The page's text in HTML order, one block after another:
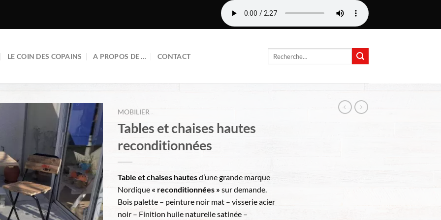
LE COIN DES COPAINS A PROPOS DE … CONTACT
MOBILIER
Tables et chaises hautes
reconditionnées
Table et chaises hautesd’une grande marque
Nordique « reconditionnées » sur demande.
Bois palette – peinture noir mat – visserie acier
noir – Finition huile naturelle satinée –